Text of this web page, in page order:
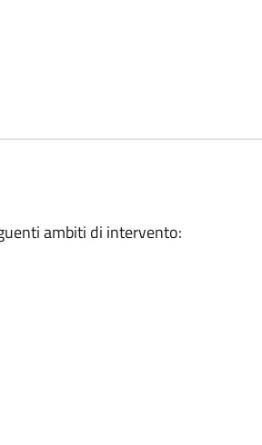
ambiti di intervento: